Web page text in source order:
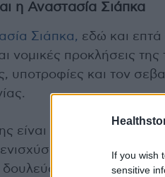
If you wish
sensitive
η Αναστασία Σιάπκα
Σιάπκα, εδώ και επτά
νομικές προκλήσεις
υποτροφίες και τον
είναι ένας κόσμος στον
την
Η νεαρή